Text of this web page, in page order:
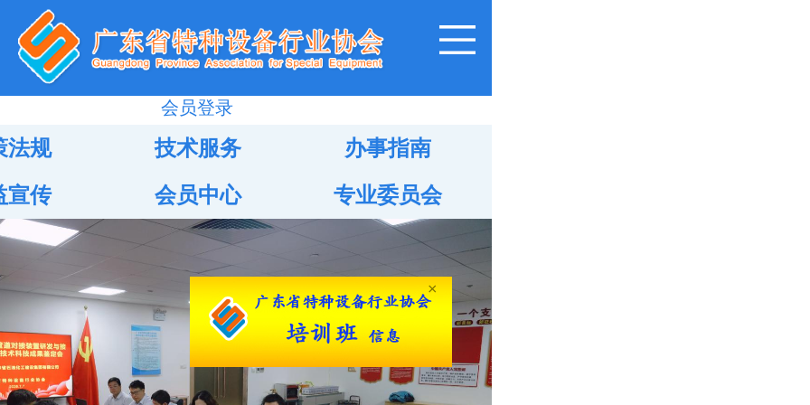
会员登录
法规 技术服务
办事指南
宣传
会员中心 专业委员会
×